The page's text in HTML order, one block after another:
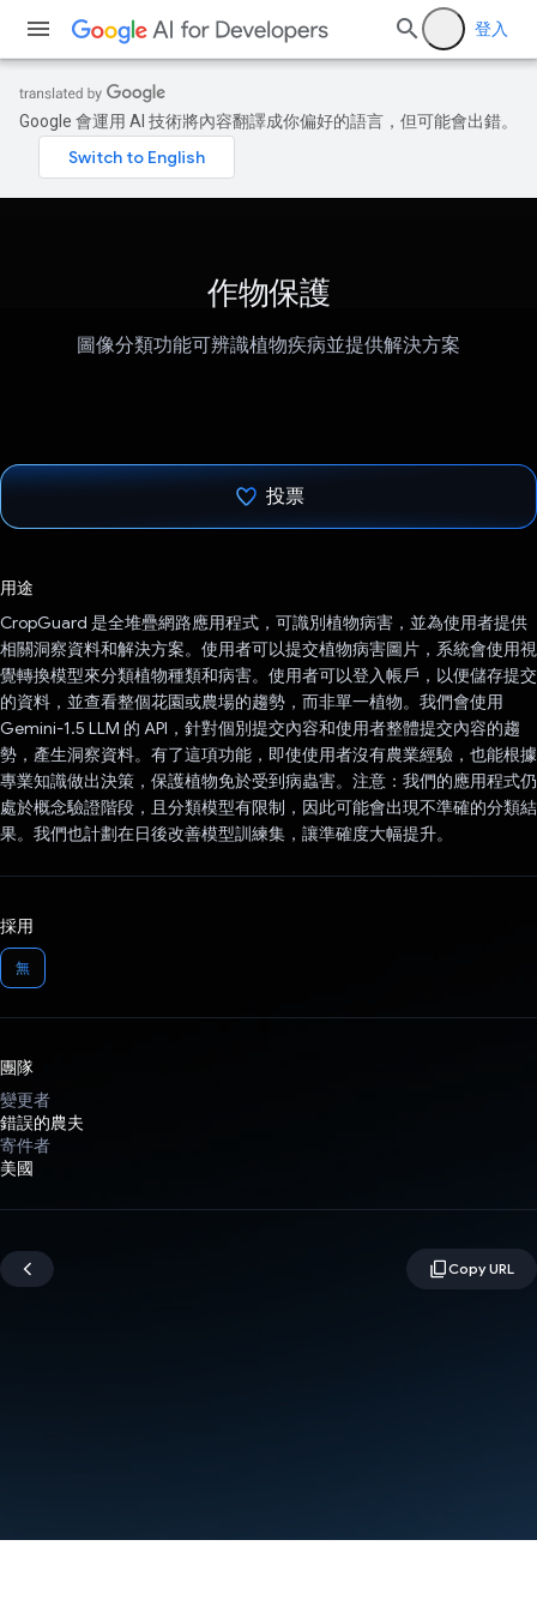
登入
Google 會運用 AI 技術將內容翻譯成你偏好的語言，但可能會出錯。
作物保護
圖像分類功能可辨識植物疾病並提供解決方案
投票
用途
CropGuard 是全堆疊網路應用程式，可識別植物病害，並為使用者提供
相關洞察資料和解決方案。使用者可以提交植物病害圖片，系統會使用視
覺轉換模型來分類植物種類和病害。使用者可以登入帳戶，以便儲存提交
的資料，並查看整個花園或農場的趨勢，而非單一植物。我們會使用
Gemini-1.5 LLM 的 API，針對個別提交內容和使用者整體提交內容的趨
勢，產生洞察資料。有了這項功能，即使使用者沒有農業經驗，也能根據
專業知識做出決策，保護植物免於受到病蟲害。注意：我們的應用程式仍
處於概念驗證階段，且分類模型有限制，因此可能會出現不準確的分類結
果。我們也計劃在日後改善模型訓練集，讓準確度大幅提升。
採用
無
團隊
變更者
錯誤的農夫
寄件者
美國